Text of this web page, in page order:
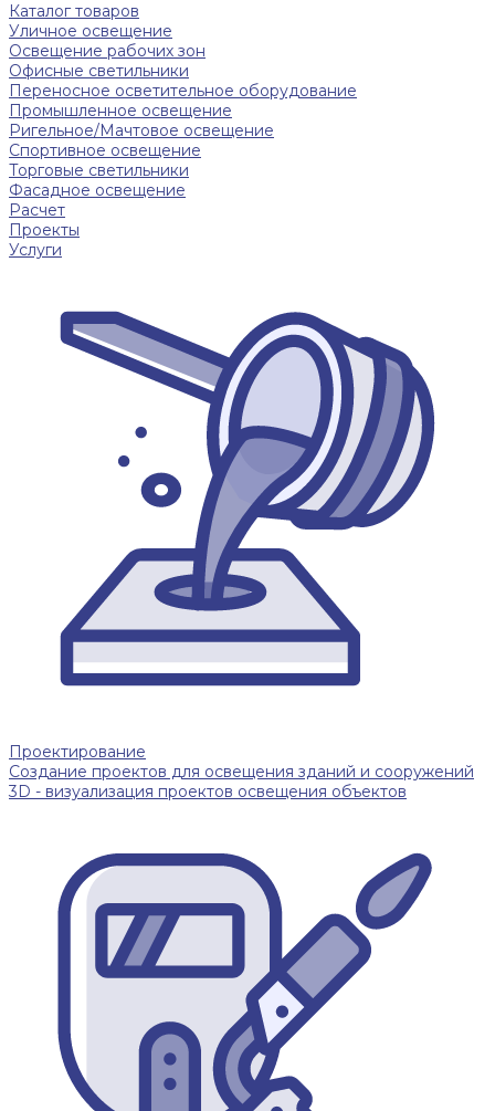
Каталог товаров
Уличное освещение
Освещение рабочих зон
Офисные светильники
Переносное осветительное оборудование
Промышленное освещение
Ригельное/Мачтовое освещение
Спортивное освещение
Торговые светильники
Фасадное освещение
Расчет
Проекты
Услуги
Проектирование
Создание проектов для освещения зданий и сооружений
3D - визуализация проектов освещения объектов